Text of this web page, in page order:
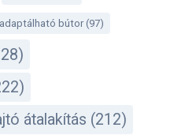
adaptálható bútor(97)
átalakítás (212)